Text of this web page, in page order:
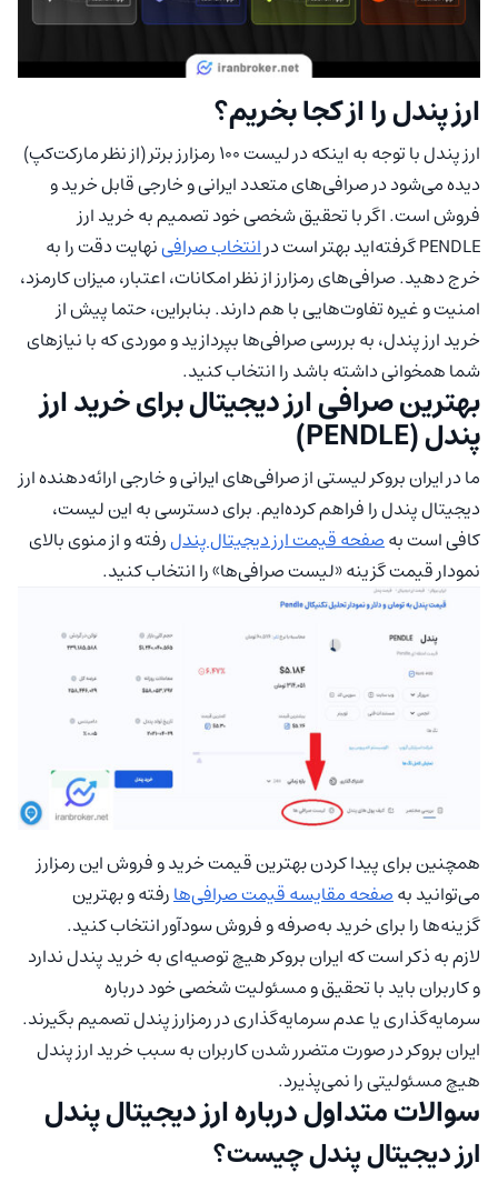
ارز پندل را از کجا بخریم؟
ارز پندل با توجه به اینکه در لیست ۱۰۰ رمزارز برتر (از نظر مارکت‌کپ)
دیده می‌شود در صرافی‌های متعدد ایرانی و خارجی قابل خرید و
فروش است. اگر با تحقیق شخصی خود تصمیم به خرید ارز
PENDLE گرفته‌اید بهتر است در
انتخاب صرافینهایت دقت را به
خرج دهید. صرافی‌های رمزارز از نظر امکانات، اعتبار، میزان کارمزد،
امنیت و غیره تفاوت‌هایی با هم دارند. بنابراین، حتما پیش از
خرید ارز پندل، به بررسی صرافی‌ها بپردازید و موردی که با نیازهای
شما همخوانی داشته باشد را انتخاب کنید.
بهترین صرافی ارز دیجیتال برای خرید ارز
پندل (PENDLE)
ما در ایران بروکر لیستی از صرافی‌های ایرانی و خارجی ارائه‌دهنده ارز
دیجیتال پندل را فراهم کرده‌ایم. برای دسترسی به این لیست،
کافی است بهصفحه قیمت ارز دیجیتال پندلرفته و از منوی بالای
نمودار قیمت گزینه «لیست صرافی‌ها» را انتخاب کنید.
همچنین برای پیدا کردن بهترین قیمت خرید و فروش این رمزارز
می‌توانید بهصفحه مقایسه قیمت صرافی‌هارفته و بهترین
گزینه‌ها را برای خرید به‌صرفه و فروش سودآور انتخاب کنید.
لازم به ذکر است که ایران بروکر هیچ توصیه‌ای به خرید پندل ندارد
و کاربران باید با تحقیق و مسئولیت شخصی خود درباره
سرمایه‌گذاری یا عدم سرمایه‌گذاری در رمزارز پندل تصمیم بگیرند.
ایران بروکر در صورت متضرر شدن کاربران به سبب خرید ارز پندل
هیچ مسئولیتی را نمی‌پذیرد.
سوالات متداول درباره ارز دیجیتال پندل
ارز دیجیتال پندل چیست؟